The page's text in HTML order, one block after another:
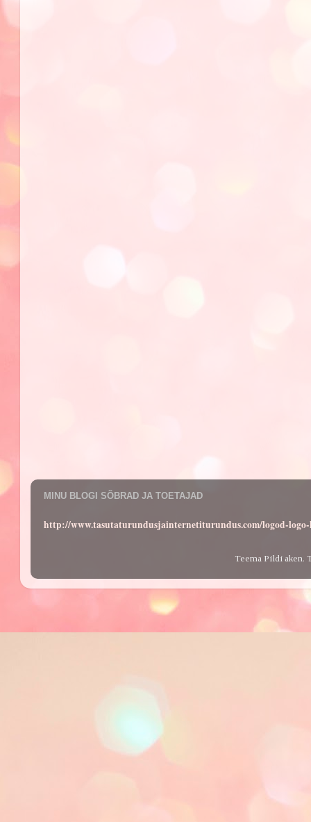
MINU BLOGI SÕBRAD JA TOETAJAD
http://www.tasutaturundusjainternetiturundus.com/logod-
Teema Pildi aken.